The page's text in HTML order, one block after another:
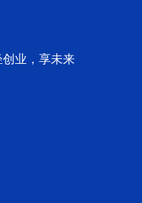
业，享未来